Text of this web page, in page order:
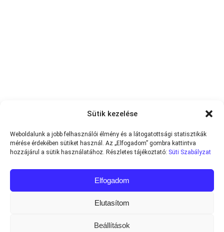
Sütik kezelése
Weboldalunk a jobb felhasználói élmény és a látogatottsági statisztikák
mérése érdekében sütiket használ. Az „Elfogadom” gombra kattintva
hozzájárul a sütik használatához. Részletes tájékoztató: Süti Szabályzat
Elfogadom
Elutasítom
Beállítások
Minden jog fenntartva © 2013-2026Teniszvilag.com